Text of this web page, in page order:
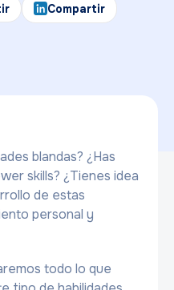
Compartir
blandas? ¿Has
skills? ¿Tienes idea
de estas
personal y
todo lo que